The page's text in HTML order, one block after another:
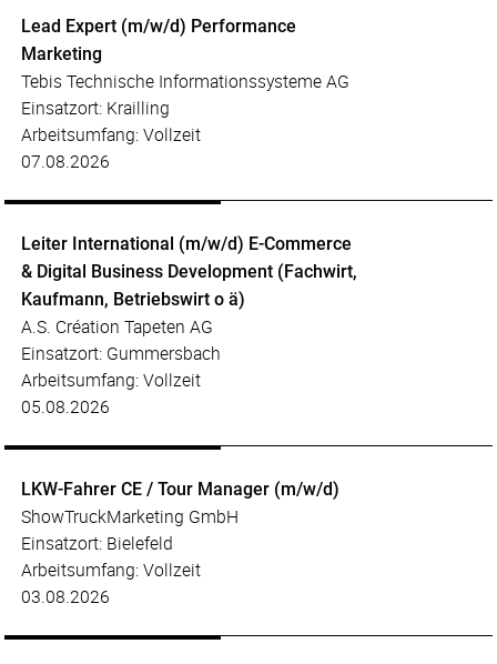
Lead Expert (m/w/d) Performance
Marketing
Tebis Technische Informationssysteme AG
Einsatzort: Krailling
Arbeitsumfang: Vollzeit
07.08.2026
Leiter International (m/w/d) E-Commerce
& Digital Business Development (Fachwirt,
Kaufmann, Betriebswirt o ä)
A.S. Création Tapeten AG
Einsatzort: Gummersbach
Arbeitsumfang: Vollzeit
05.08.2026
LKW-Fahrer CE / Tour Manager (m/w/d)
ShowTruckMarketing GmbH
Einsatzort: Bielefeld
Arbeitsumfang: Vollzeit
03.08.2026